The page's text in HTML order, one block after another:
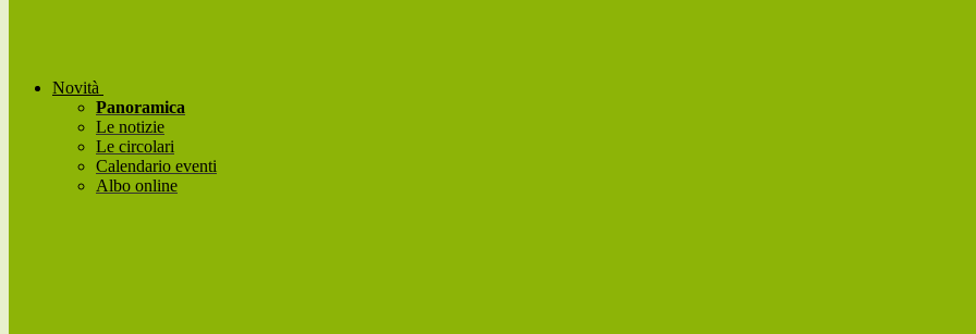
Novità
Panoramica
Le notizie
Le circolari
Calendario eventi
Albo online